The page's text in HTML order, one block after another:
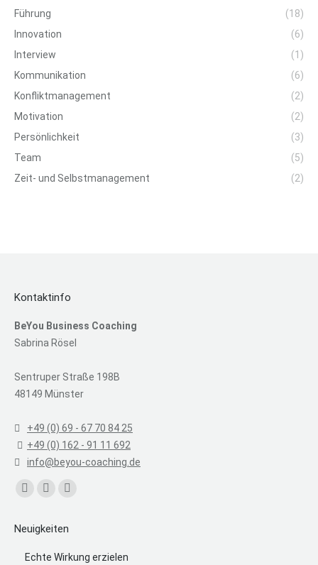
Führung
(18)
Innovation
(6)
Interview
(1)
Kommunikation
(6)
Konfliktmanagement
(2)
Motivation
(2)
Persönlichkeit
(3)
Team
(5)
Zeit- und Selbstmanagement
(2)
Kontaktinfo
BeYou Business Coaching
Sabrina Rösel
Sentruper Straße 198B
48149 Münster
+49 (0) 69 - 67 70 84 25
+49 (0) 162 - 91 11 692
info@beyou-coaching.de
Find us on:
opens
in
opens
in
opens
in
Neuigkeiten
Echte Wirkung erzielen